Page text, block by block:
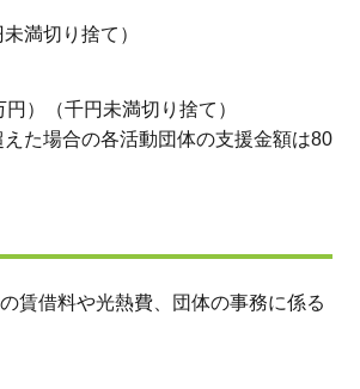
満切り捨て）
）（千円未満切り捨て）
た場合の各活動団体の支援金額は80
賃借料や光熱費、団体の事務に係る